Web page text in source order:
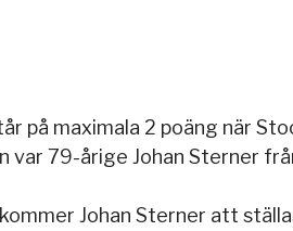
på maximala 2 poäng när
var 79-årige Johan Sterner
kommer Johan Sterner att